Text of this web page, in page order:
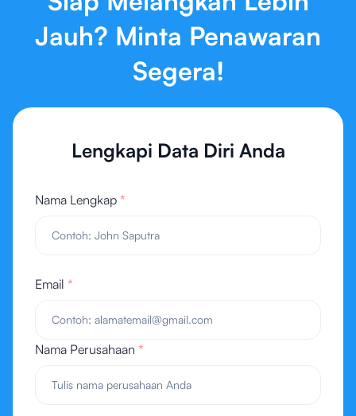
Jauh? Minta Penawaran
Segera!
Lengkapi Data Diri Anda
Nama Lengkap *
Email *
Nama Perusahaan *